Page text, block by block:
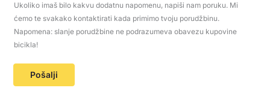
Ukoliko imaš bilo kakvu dodatnu napomenu, napiši nam poruku. Mi
ćemo te svakako kontaktirati kada primimo tvoju porudžbinu.
Napomena: slanje porudžbine ne podrazumeva obavezu kupovine
bicikla!
Pošalji